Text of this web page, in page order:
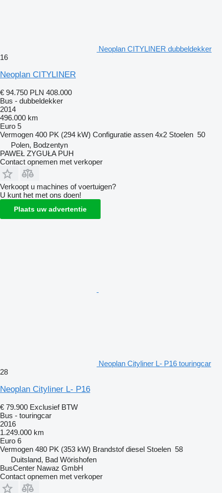
Neoplan CITYLINER dubbeldekker
16
Neoplan CITYLINER
€ 94.750 PLN 408.000
Bus - dubbeldekker
2014
496.000 km
Euro 5
Vermogen 400 PK (294 kW) Configuratie assen 4x2 Stoelen 50
Polen, Bodzentyn
PAWEŁ ZYGUŁA PUH
Contact opnemen met verkoper
Verkoopt u machines of voertuigen?
U kunt het met ons doen!
Plaats uw advertentie
Neoplan Cityliner L- P16 touringcar
28
Neoplan Cityliner L- P16
€ 79.900 Exclusief BTW
Bus - touringcar
2016
1.249.000 km
Euro 6
Vermogen 480 PK (353 kW) Brandstof diesel Stoelen 58
Duitsland, Bad Wörishofen
BusCenter Nawaz GmbH
Contact opnemen met verkoper